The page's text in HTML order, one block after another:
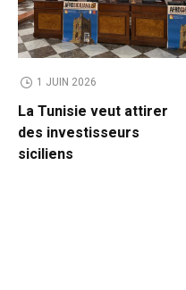
1 JUIN 2026
La Tunisie veut attirer
des investisseurs
siciliens